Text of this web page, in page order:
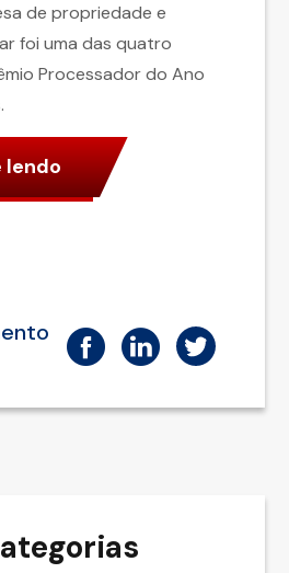
de propriedade e
foi uma das quatro
Processador do Ano
lendo